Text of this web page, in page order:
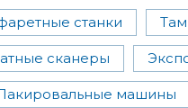
станки
сканеры
машины